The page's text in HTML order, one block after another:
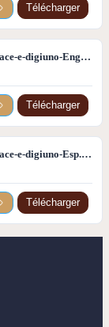
Télécharger
Conf-MMGG-&-FF-2022-Messaggio-della pace-e-digiuno-Eng.pdf
Télécharger
Conf-MMGG-&-FF-2022-Messaggio-della pace-e-digiuno-Esp.pdf
Télécharger